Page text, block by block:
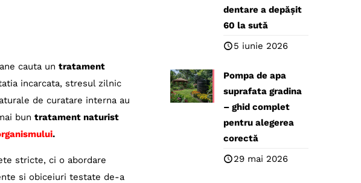
cauta un tratament
incarcata, stresul zilnic
de curatare interna au
bun tratament naturist
.
stricte, ci o abordare
si obiceiuri testate de-a
dentare a depășit
60 la sută
5 iunie 2026
Pompa de apa
suprafata gradina
– ghid complet
pentru alegerea
corectă
29 mai 2026